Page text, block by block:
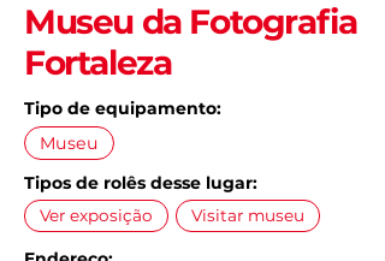
Museu da Fotografia
Fortaleza
Tipo de equipamento:
Museu
Tipos de rolês desse lugar:
Ver exposição Visitar museu